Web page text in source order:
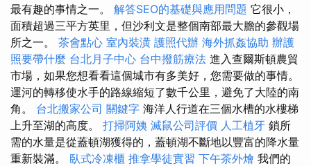
最有趣的事情之一。 解答SEO的基礎與應用問題 它很小，
面積超過三平方英里，但沙利文是整個南部最大膽的參觀場
所之一。 茶會點心 室內裝潢 護照代辦 海外抓姦協助 辦護
照要帶什麼 台北月子中心 台中撥筋療法 進入查爾斯頓農貿
市場，如果您想看看這個城市有多美好，您需要做的事情。
運河的轉移使水手的路線縮短了數千公里，避免了大陸的南
角。 台北搬家公司 關鍵字 海洋人行道在三個水槽的水樓梯
上升至湖的高度。 打掃阿姨 滅鼠公司評價 人工植牙 鎖所
需的水量是從蓋頓湖獲得的，蓋頓湖不斷地以豐富的降水量
重新裝滿。 臥式冷凍櫃 推拿學徒實習 下午茶外燴 我們的